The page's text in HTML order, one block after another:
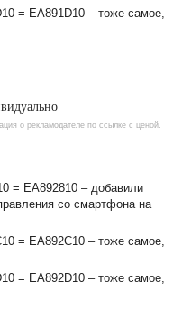
= EA891D10 – тоже самое,
= EA892810 – добавили
со смартфона на
= EA892C10 – тоже самое,
= EA892D10 – тоже самое,